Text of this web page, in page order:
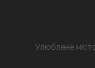
Улюблене